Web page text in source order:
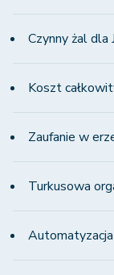
Czynny żal
Koszt
Zaufanie w
Turkusowa